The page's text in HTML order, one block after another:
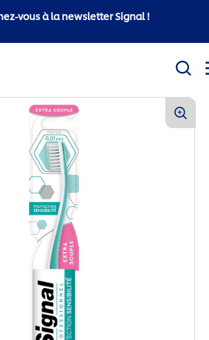
vous à la newsletter Signal !
bucco-dentaire